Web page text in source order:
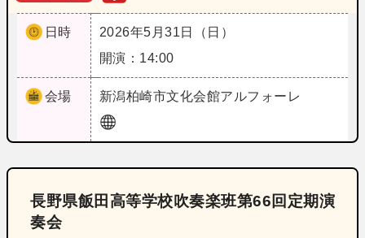
日時
2026年5月31日（日）
開演：14:00
会場 新潟柏崎市文化会館アルフォーレ
長野県飯田高等学校吹奏楽班第66回定期演
奏会